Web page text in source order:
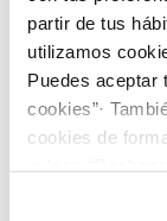
partir de tus
utilizamos
Puedes aceptar
cookies”·
cookies de